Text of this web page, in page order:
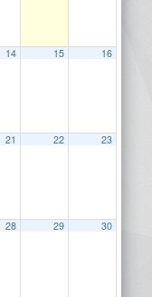
14 15 16
21 22 23
28 29 30